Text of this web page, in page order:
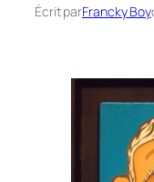
Écrit parFrancky Boy